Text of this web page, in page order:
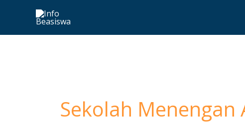
content
Sekolah Menengan